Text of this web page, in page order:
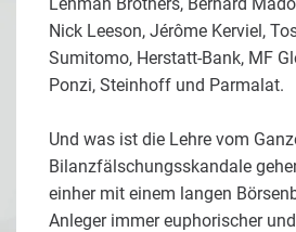
Nick Leeson, Jérôme Kerviel,
Sumitomo, Herstatt-Bank, MF
Ponzi, Steinhoff und Parmalat.
Und was ist die Lehre vom
Bilanzfälschungsskandale
einher mit einem langen
Anleger immer euphorischer